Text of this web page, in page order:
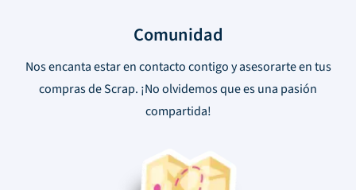
Comunidad
Nos encanta estar en contacto contigo y asesorarte en tus
compras de Scrap. ¡No olvidemos que es una pasión
compartida!